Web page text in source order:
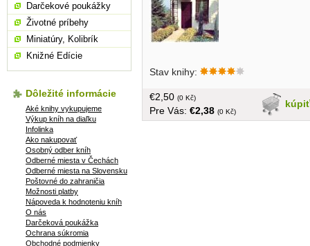
Stav knihy:
kúpiť
€2,50 (0 Kč)
Pre Vás: €2,38 (0 Kč)
Darčekové poukážky
Životné príbehy
Miniatúry, Kolibrík
Knižné Edície
Dôležité informácie
Aké knihy vykupujeme
Výkup kníh na diaľku
Infolinka
Ako nakupovať
Osobný odber kníh
Odberné miesta v Čechách
Odberné miesta na Slovensku
Poštovné do zahraničia
Možnosti platby
Nápoveda k hodnoteniu kníh
O nás
Darčeková poukážka
Ochrana súkromia
Obchodné podmienky